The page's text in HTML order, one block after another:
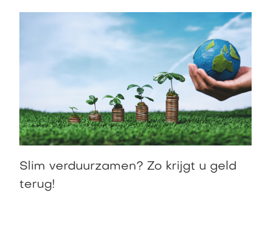
Slim verduurzamen? Zo krijgt u geld
terug!